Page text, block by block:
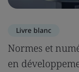
Livre blanc
Normes et
en